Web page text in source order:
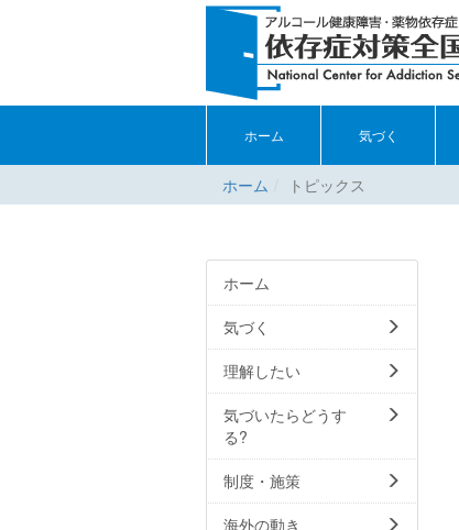
ホーム 気づく
ホーム トピックス
ホーム
気づく
理解したい
気づいたらどうす
る?
制度・施策
海外の動き